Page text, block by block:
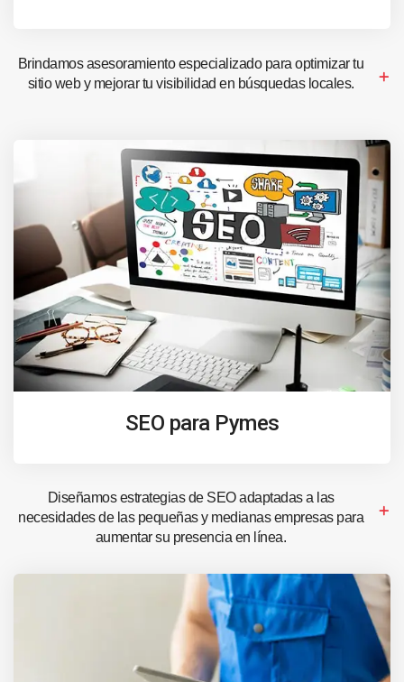
Brindamos asesoramiento especializado para optimizar tu
sitio web y mejorar tu visibilidad en búsquedas locales.
SEO para Pymes
Diseñamos estrategias de SEO adaptadas a las
necesidades de las pequeñas y medianas empresas para
aumentar su presencia en línea.